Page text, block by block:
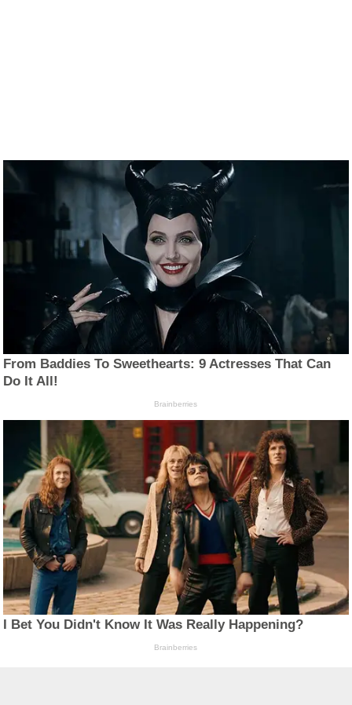
From Baddies To Sweethearts: 9 Actresses That Can
Do It All!
Brainberries
I Bet You Didn't Know It Was Really Happening?
Brainberries